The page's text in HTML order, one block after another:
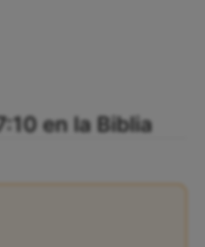
en la Biblia